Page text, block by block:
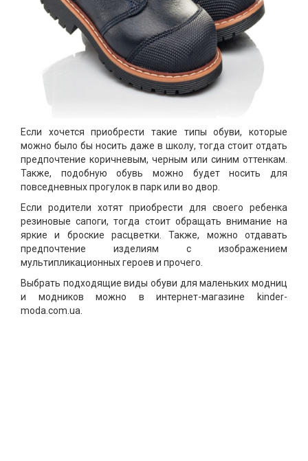
Если хочется приобрести такие типы обуви, которые
можно было бы носить даже в школу, тогда стоит отдать
предпочтение коричневым, черным или синим оттенкам.
Также, подобную обувь можно будет носить для
повседневных прогулок в парк или во двор.
Если родители хотят приобрести для своего ребенка
резиновые сапоги, тогда стоит обращать внимание на
яркие и броские расцветки. Также, можно отдавать
предпочтение изделиям с изображением
мультипликационных героев и прочего.
Выбрать подходящие виды обуви для маленьких модниц
и модников можно в интернет-магазине kinder-
moda.com.ua.